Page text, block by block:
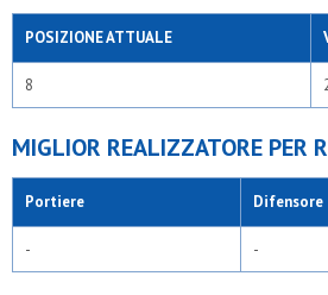
POSIZIONE ATTUALE
8
MIGLIOR REALIZZATORE PER
Portiere Difensore
- -